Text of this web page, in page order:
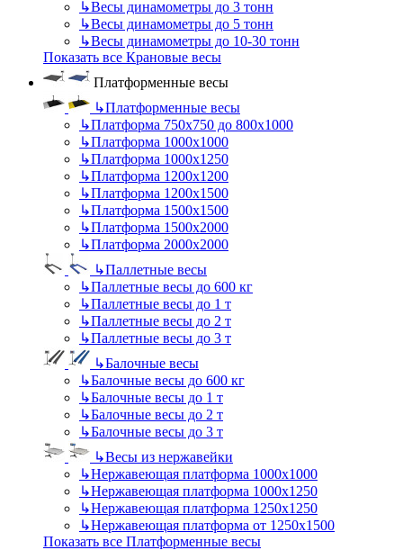
↳Весы динамометры до 3 тонн
↳Весы динамометры до 5 тонн
↳Весы динамометры до 10-30 тонн
Показать все Крановые весы
Платформенные весы
↳Платформенные весы
↳Платформа 750х750 до 800х1000
↳Платформа 1000х1000
↳Платформа 1000х1250
↳Платформа 1200х1200
↳Платформа 1200х1500
↳Платформа 1500х1500
↳Платформа 1500х2000
↳Платформа 2000х2000
↳Паллетные весы
↳Паллетные весы до 600 кг
↳Паллетные весы до 1 т
↳Паллетные весы до 2 т
↳Паллетные весы до 3 т
↳Балочные весы
↳Балочные весы до 600 кг
↳Балочные весы до 1 т
↳Балочные весы до 2 т
↳Балочные весы до 3 т
↳Весы из нержавейки
↳Нержавеющая платформа 1000х1000
↳Нержавеющая платформа 1000х1250
↳Нержавеющая платформа 1250х1250
↳Нержавеющая платформа от 1250х1500
Показать все Платформенные весы